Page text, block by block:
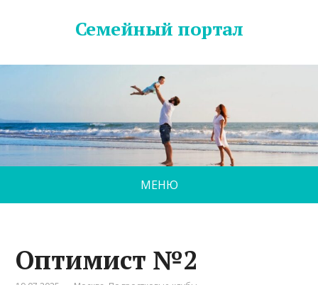
Семейный портал
МЕНЮ
Оптимист №2